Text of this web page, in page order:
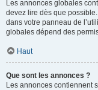
Les annonces globales
devez lire dès que
dans votre panneau de
globales dépend des
Haut
Que sont les annonces ?
Les annonces contiennent